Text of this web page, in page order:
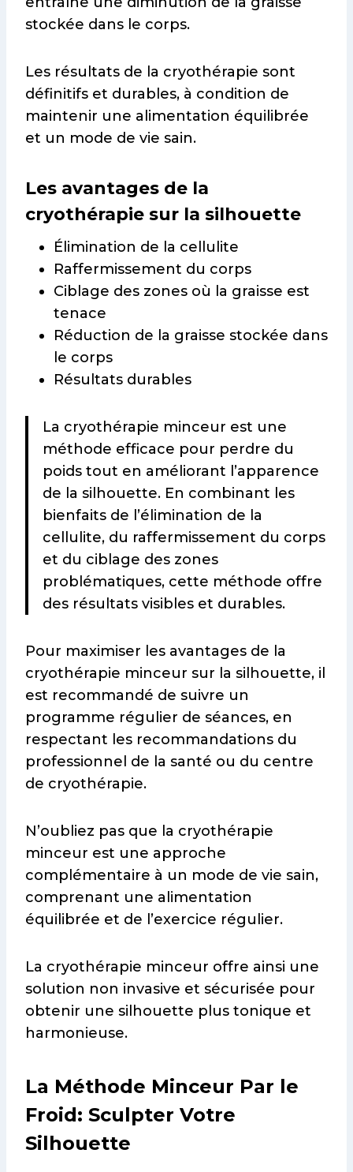
stockée dans le corps.
Les résultats de la cryothérapie sont
définitifs et durables, à condition de
maintenir une alimentation équilibrée
et un mode de vie sain.
Les avantages de la
cryothérapie sur la silhouette
Élimination de la cellulite
Raffermissement du corps
Ciblage des zones où la graisse est
tenace
Réduction de la graisse stockée dans
le corps
Résultats durables
La cryothérapie minceur est une
méthode efficace pour perdre du
poids tout en améliorant l’apparence
de la silhouette. En combinant les
bienfaits de l’élimination de la
cellulite, du raffermissement du corps
et du ciblage des zones
problématiques, cette méthode offre
des résultats visibles et durables.
Pour maximiser les avantages de la
cryothérapie minceur sur la silhouette, il
est recommandé de suivre un
programme régulier de séances, en
respectant les recommandations du
professionnel de la santé ou du centre
de cryothérapie.
N’oubliez pas que la cryothérapie
minceur est une approche
complémentaire à un mode de vie sain,
comprenant une alimentation
équilibrée et de l’exercice régulier.
La cryothérapie minceur offre ainsi une
solution non invasive et sécurisée pour
obtenir une silhouette plus tonique et
harmonieuse.
La Méthode Minceur Par le
Froid: Sculpter Votre
Silhouette